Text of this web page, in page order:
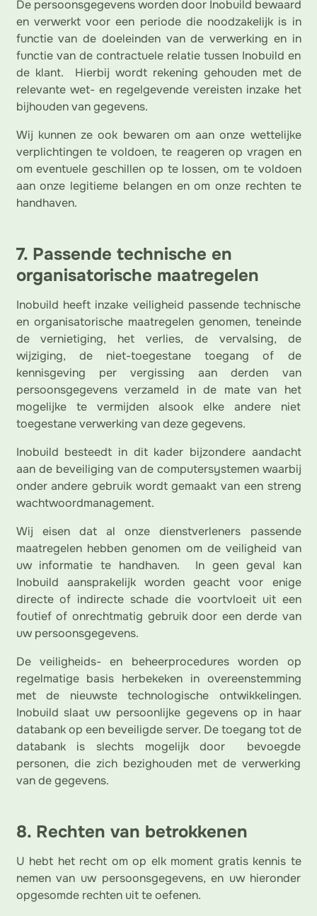
De persoonsgegevens worden door Inobuild bewaard
en verwerkt voor een periode die noodzakelijk is in
functie van de doeleinden van de verwerking en in
functie van de contractuele relatie tussen Inobuild en
de klant. Hierbij wordt rekening gehouden met de
relevante wet- en regelgevende vereisten inzake het
bijhouden van gegevens.
Wij kunnen ze ook bewaren om aan onze wettelijke
verplichtingen te voldoen, te reageren op vragen en
om eventuele geschillen op te lossen, om te voldoen
aan onze legitieme belangen en om onze rechten te
handhaven.
7. Passende technische en
organisatorische maatregelen
Inobuild heeft inzake veiligheid passende technische
en organisatorische maatregelen genomen, teneinde
de vernietiging, het verlies, de vervalsing, de
wijziging, de niet-toegestane toegang of de
kennisgeving per vergissing aan derden van
persoonsgegevens verzameld in de mate van het
mogelijke te vermijden alsook elke andere niet
toegestane verwerking van deze gegevens.
Inobuild besteedt in dit kader bijzondere aandacht
aan de beveiliging van de computersystemen waarbij
onder andere gebruik wordt gemaakt van een streng
wachtwoordmanagement.
Wij eisen dat al onze dienstverleners passende
maatregelen hebben genomen om de veiligheid van
uw informatie te handhaven. In geen geval kan
Inobuild aansprakelijk worden geacht voor enige
directe of indirecte schade die voortvloeit uit een
foutief of onrechtmatig gebruik door een derde van
uw persoonsgegevens.
De veiligheids- en beheerprocedures worden op
regelmatige basis herbekeken in overeenstemming
met de nieuwste technologische ontwikkelingen.
Inobuild slaat uw persoonlijke gegevens op in haar
databank op een beveiligde server. De toegang tot de
databank is slechts mogelijk door bevoegde
personen, die zich bezighouden met de verwerking
van de gegevens.
8. Rechten van betrokkenen
U hebt het recht om op elk moment gratis kennis te
nemen van uw persoonsgegevens, en uw hieronder
opgesomde rechten uit te oefenen.